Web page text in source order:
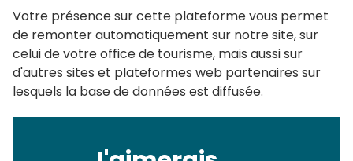
Votre présence sur cette plateforme vous permet
de remonter automatiquement sur notre site, sur
celui de votre office de tourisme, mais aussi sur
d'autres sites et plateformes web partenaires sur
lesquels la base de données est diffusée.